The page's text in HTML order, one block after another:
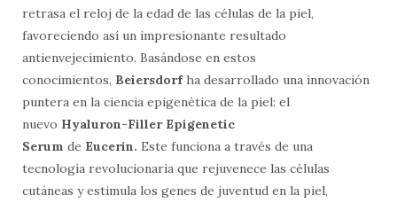
retrasa el reloj de la edad de las células de la piel,
favoreciendo así un impresionante resultado
antienvejecimiento. Basándose en estos
conocimientos, Beiersdorfha desarrollado una innovación
puntera en la ciencia epigenética de la piel: el
nuevo Hyaluron-Filler Epigenetic
Serum de Eucerin. Este funciona a través de una
tecnología revolucionaria que rejuvenece las células
cutáneas y estimula los genes de juventud en la piel,